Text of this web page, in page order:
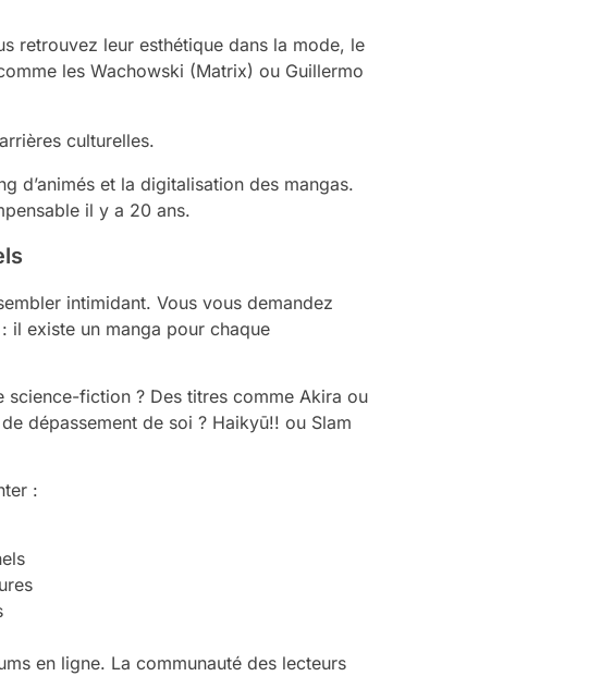
retrouvez leur esthétique dans la mode, le
les Wachowski (Matrix) ou Guillermo
culturelles.
d’animés et la digitalisation des mangas.
il y a 20 ans.
intimidant. Vous vous demandez
il existe un manga pour chaque
science-fiction ? Des titres comme Akira ou
dépassement de soi ? Haikyū!! ou Slam
:
en ligne. La communauté des lecteurs